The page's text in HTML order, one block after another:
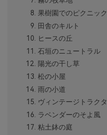
果樹園でのピクニック
田舎のキルト
ヒースの丘
石垣のニュートラル
陽光の干し草
松の小屋
雨の小道
ヴィンテージトラク
ラベンダーのそよ風
粘土鉢の庭